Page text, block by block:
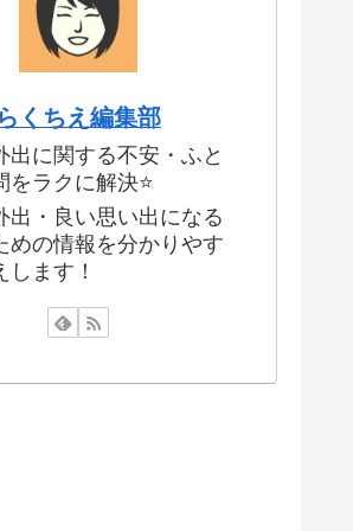
らくちえ編集部
出に関する不安・ふと
をラクに解決⭐️
出・良い思い出になる
めの情報を分かりやす
します！